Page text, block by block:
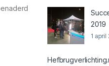
2019
1 april